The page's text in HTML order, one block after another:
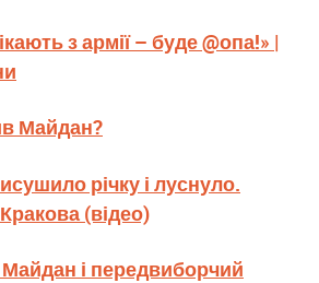
з армії – буде @опа!» |
Майдан?
річку і луснуло.
(відео)
і передвиборчий